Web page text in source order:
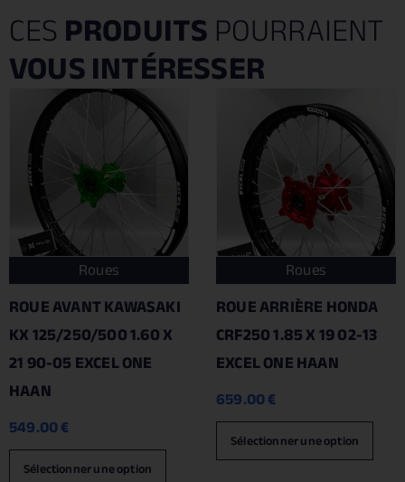
CESPRODUITSPOURRAIENT
VOUS INTÉRESSER
Roues
ROUE AVANT KAWASAKI
KX 125/250/500 1.60 X
21 90-05 EXCEL ONE
HAAN
549.00€
Sélectionner une option
Roues
ROUE ARRIÈRE HONDA
CRF250 1.85 X 19 02-13
EXCEL ONE HAAN
659.00€
Sélectionner une option